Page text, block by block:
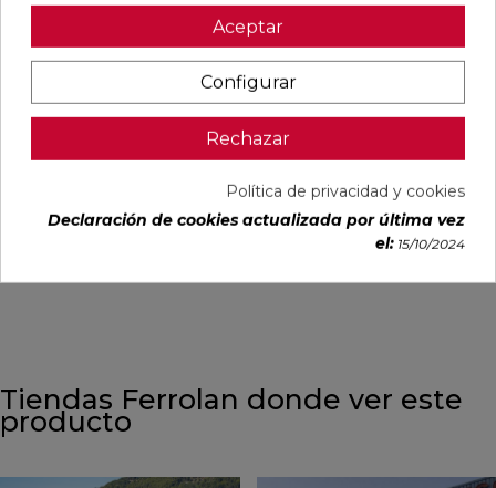
BLANCO
77359401
50,70 €
BLANCO
77359406
Baldocer
62,80 €
IMPULSE
WHITE MATE
Ref:
91080301
PVP
36,18 €
AUSTRAL
91086600
25,29 €
VER MÁS
Tiendas Ferrolan donde ver este
producto
Aceptar
Configurar
Rechazar
Política de privacidad y cookies
Declaración de cookies actualizada por última vez
el: 15/10/2024